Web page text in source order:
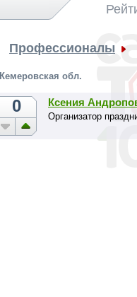
Профессионалы
Кемеровская обл.
0 Ксения
Организатор